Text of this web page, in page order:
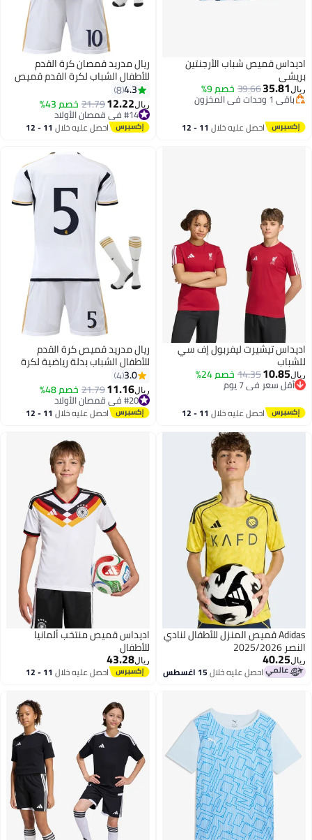
اديداس قميص شباب الأرجنتين
بريشي
ريال35.81
39.66خصم 9%
#10 في قمصان الأولاد
أقل سعر في 30 يوم
باقي 1 وحدات في المخزون
#10 في قمصان الأولاد احصل عليه خلال 11 - 12
ريال مدريد قمصان كرة القدم
للأطفال الشباب لكرة القدم قميص
التدريب بدلة موحدة
4.3
8
ريال12.22
21.79خصم 43% #14 في قمصان الأولاد
أقل سعر في السنة
#14 في قمصان الأولاد احصل عليه خلال 11 - 12
اديداس تيشيرت ليفربول إف سي
للشباب
ريال10.85
14.35خصم 24%
أقل سعر في 7 يوم
أقل سعر في 7 يوم
احصل عليه خلال 11 - 12
ريال مدريد قميص كرة القدم
للأطفال الشباب بدلة رياضية لكرة
القدم للأطفال
3.0
4
ريال11.16
21.79خصم 48%
#20 في قمصان الأولاد
#20 في قمصان الأولاد احصل عليه خلال 11 - 12
Adidas قميص المنزل للأطفال لنادي
النصر 2025/2026
ريال40.25
احصل عليه خلال15 اغسطس
اديداس قميص منتخب ألمانيا
للأطفال
ريال43.28
احصل عليه خلال 11 - 12